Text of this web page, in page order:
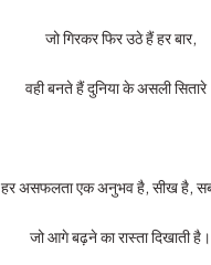
जो गिरकर फिर उठे हैं हर बार,
वही बनते हैं दुनिया के असली
हर असफलता एक अनुभव है, सीख है,
जो आगे बढ़ने का रास्ता दिखाती है।